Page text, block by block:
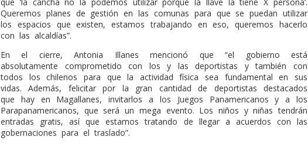
Queremos planes de gestión en las comunas para que se puedan utilizar
los espacios que existen, estamos trabajando en eso, queremos hacerlo
con las alcaldías”.
En el cierre, Antonia Illanes mencionó que “el gobierno está
absolutamente comprometido con los y las deportistas y también con
todos los chilenos para que la actividad física sea fundamental en sus
vidas. Además, felicitar por la gran cantidad de deportistas destacados
que hay en Magallanes, invitarlos a los Juegos Panamericanos y a los
Parapanamericanos, que será un mega evento. Los niños y niñas tendrán
entradas gratis, así que estamos tratando de llegar a acuerdos con las
gobernaciones para el traslado”.